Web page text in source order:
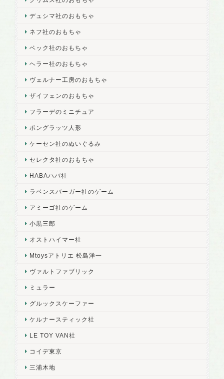
デュシマ社のおもちゃ
ネフ社のおもちゃ
ベック社のおもちゃ
ヘラー社のおもちゃ
ヴェルナー工房のおもちゃ
ザイフェンのおもちゃ
フラーデのミニチュア
ポングラッツ人形
ケーセン社のぬいぐるみ
セレクタ社のおもちゃ
HABAハバ社
ラベンスバーガー社のゲーム
アミーゴ社のゲーム
小黒三郎
オストハイマー社
Mtoysアトリエ 松島洋一
ヴァルトファブリック
ミュラー
グルックスケーファー
ケルナースティック社
LE TOY VAN社
コイデ東京
三浦木地